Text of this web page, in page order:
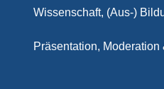
Wissenschaft, (Aus-)
Präsentation, Moderation